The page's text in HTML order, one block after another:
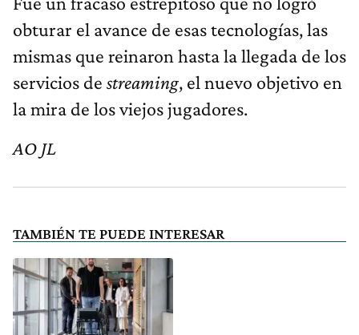
obturar el avance de esas tecnologías, las
mismas que reinaron hasta la llegada de los
servicios de streaming, el nuevo objetivo en
la mira de los viejos jugadores.
AO JL
TAMBIÉN TE PUEDE INTERESAR